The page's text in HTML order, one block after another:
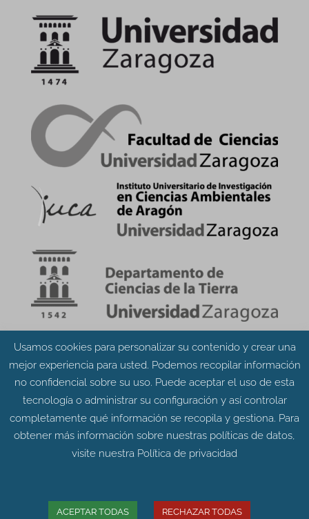
Aviso Legal
Política de Privacidad
Edificio de Geológicas. Pedro Cerbuna 12 - 50009
Usamos cookies para personalizar su contenido y crear una
mejor experiencia para usted. Podemos recopilar información
no confidencial sobre su uso. Puede aceptar el uso de esta
tecnología o administrar su configuración y así controlar
completamente qué información se recopila y gestiona. Para
obtener más información sobre nuestras políticas de datos,
visite nuestra Política de privacidad
ACEPTAR TODAS RECHAZAR TODAS